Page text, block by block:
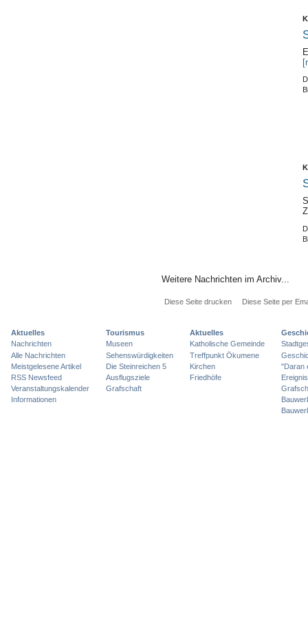
Weitere Nachrichten im Archiv...
Diese Seite drucken Diese Seite per
Aktuelles
Nachrichten
Alle Nachrichten
Meistgelesene Artikel
RSS Newsfeed
Veranstaltungskalender
Informationen
Tourismus
Museen
Sehenswürdigkeiten
Die Steinreichen 5
Ausflugsziele
Grafschaft
Aktuelles
Katholische Gemeinde
Treffpunkt Ökumene
Kirchen
Friedhöfe
"Daran